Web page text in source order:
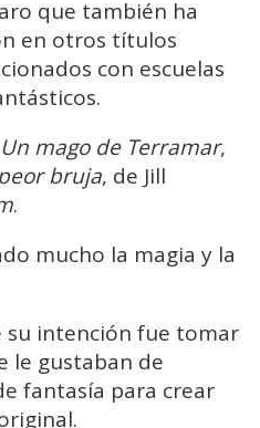
que también ha
en otros títulos
con escuelas
Un mago de Terramar,
bruja, de Jill
.
mucho la magia y la
su intención fue tomar
le gustaban de
fantasía para crear